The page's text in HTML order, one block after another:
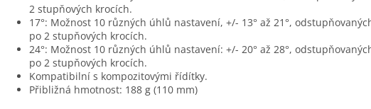
2 stupňových krocích.
17°: Možnost 10 různých úhlů nastavení, +/- 13° až 21°,
po 2 stupňových krocích.
24°: Možnost 10 různých úhlů nastavení: +/- 20° až 28°,
po 2 stupňových krocích.
Kompatibilní s kompozitovými řídítky.
Přibližná hmotnost: 188 g (110 mm)